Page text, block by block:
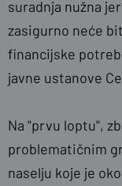
suradnja nužna
zasigurno neće
financijske
javne ustanove
Na "prvu loptu",
problematičnim
naselju koje je